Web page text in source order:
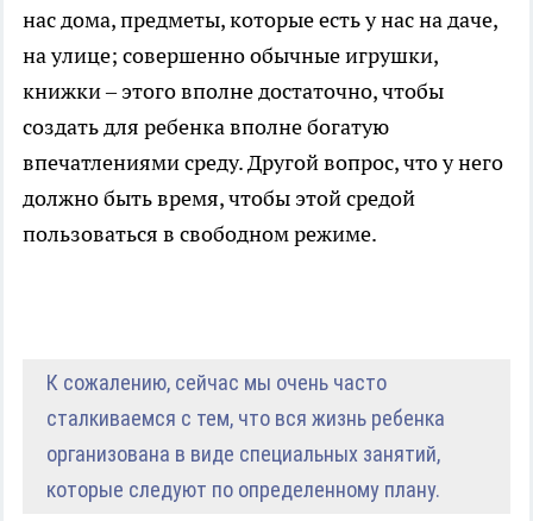
нас дома, предметы, которые есть у нас на даче,
на улице; совершенно обычные игрушки,
книжки – этого вполне достаточно, чтобы
создать для ребенка вполне богатую
впечатлениями среду. Другой вопрос, что у него
должно быть время, чтобы этой средой
пользоваться в свободном режиме.
К сожалению, сейчас мы очень часто
сталкиваемся с тем, что вся жизнь ребенка
организована в виде специальных занятий,
которые следуют по определенному плану.